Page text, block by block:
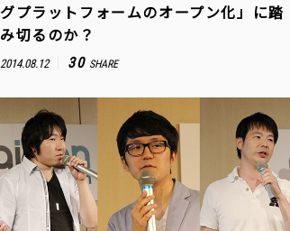
グプラットフォームのオープン化」に踏
み切るのか？
2014.08.12 30 SHARE